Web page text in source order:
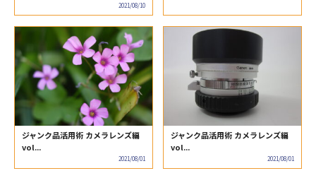
2021/08/10
ジャンク品活用術 カメラレンズ編
vol...
2021/08/01
ジャンク品活用術 カメラレンズ編
vol...
2021/08/01